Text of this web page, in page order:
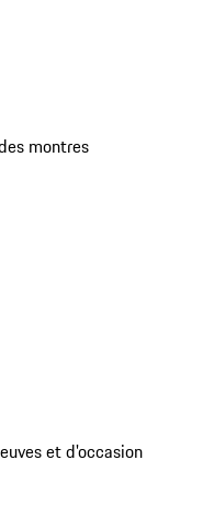
montres
et d'occasion